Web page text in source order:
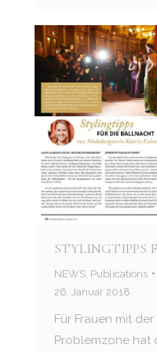
STYLINGTIPPS
NEWS, Publications
26. Januar 2018
Für Frauen mit
Problemzone hat